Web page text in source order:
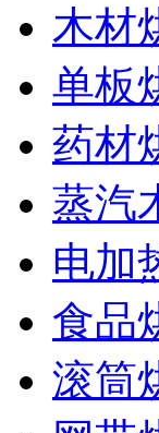
木材
单板
药材
蒸汽
电加
食品
滚筒